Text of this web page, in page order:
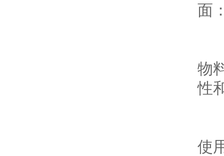
面
物
性
使